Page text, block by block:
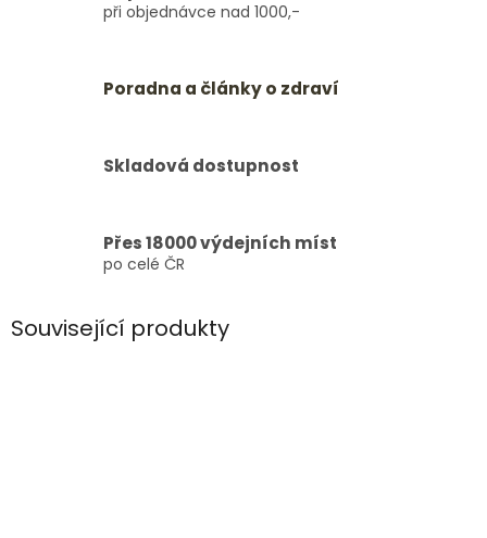
při objednávce nad 1000,-
Poradna a články o zdraví
Skladová dostupnost
Přes 18000 výdejních míst
po celé ČR
Související produkty